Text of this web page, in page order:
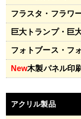
フラスタ・フラワ
巨大トランプ・巨
フォトブース・フ
New木製パネル印刷
アクリル製品